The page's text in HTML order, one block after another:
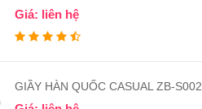
Giá: liên hệ
GIẦY HÀN QUỐC CASUAL ZB-S002